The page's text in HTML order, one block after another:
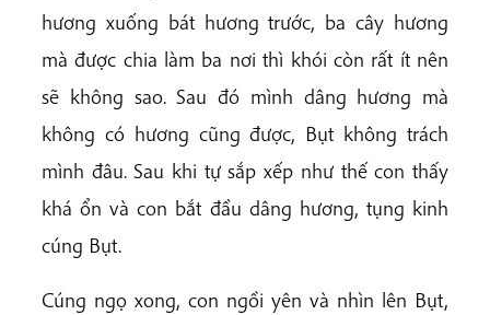
hương xuống bát hương trước, ba cây hương
mà được chia làm ba nơi thì khói còn rất ít nên
sẽ không sao. Sau đó mình dâng hương mà
không có hương cũng được, Bụt không trách
mình đâu. Sau khi tự sắp xếp như thế con thấy
khá ổn và con bắt đầu dâng hương, tụng kinh
cúng Bụt.
Cúng ngọ xong, con ngồi yên và nhìn lên Bụt,